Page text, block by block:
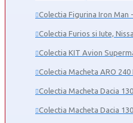
Colectia Figurina Iron Man
Colectia Furios si Iute,
Colectia KIT Avion
Colectia Macheta ARO 240
Colectia Macheta Dacia
Colectia Macheta Dacia